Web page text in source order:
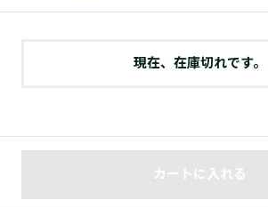
現在、在庫切れです。
カートに入れる